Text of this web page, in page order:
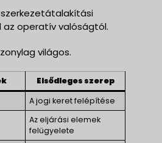
operatív valóságtól.
világos.
Elsődleges szerep
A jogi keret felépítése
Az eljárási elemek
felügyelete